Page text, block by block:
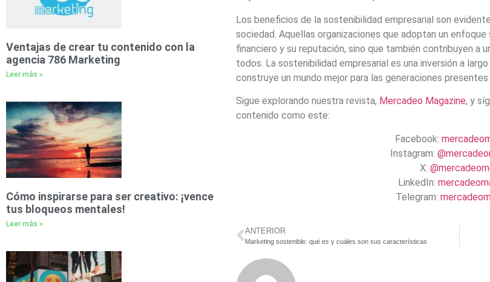
Ventajas de crear tu contenido con la
agencia 786 Marketing
Leer más »
Cómo inspirarse para ser creativo: ¡vence
tus bloqueos mentales!
Leer más »
Los beneficios de la sostenibilidad empresarial son
sociedad. Aquellas organizaciones que adoptan un
financiero y su reputación, sino que también contribuyen a
todos. La sostenibilidad empresarial es una inversión a
construye un mundo mejor para las generaciones
Sigue explorando nuestra revista, Mercadeo Magazine, y
contenido como este:
Facebook:
Instagram:
X:
LinkedIn:
Telegram:
ANTERIOR
Marketing sostenible: qué es y cuáles son sus características